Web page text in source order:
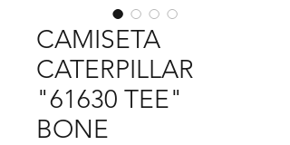
CAMISETA
CATERPILLAR
"61630 TEE"
BONE